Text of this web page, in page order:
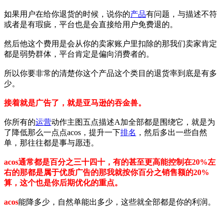
如果用户在给你退货的时候，说你的产品有问题，与描述不符
或者是有瑕疵，平台也是会直接给用户免费退的。
然后他这个费用是会从你的卖家账户里扣除的那我们卖家肯定
都是弱势群体，平台肯定是偏向消费者的。
所以你要非常的清楚你这个产品这个类目的退货率到底是有多
少。
接着就是广告了，就是亚马逊的吞金兽。
你所有的运营动作主图五点描述A加全部都是围绕它，就是为
了降低那么一点点acos，提升一下排名 ，然后多出一些自然
单，那往往都是事与愿违。
acos通常都是百分之三十四十，有的甚至更高能控制在20%左
右的那都是属于优质广告的那我就按你百分之销售额的20%
算，这个也是你后期优化的重点。
acos能降多少，自然单能出多少，这些就全部都是你的利润。